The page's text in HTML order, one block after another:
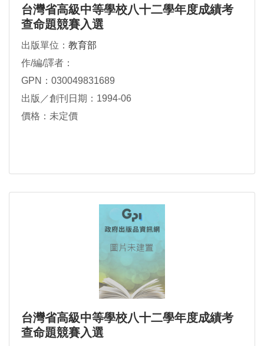
台灣省高級中等學校八十二學年度成績考
查命題競賽入選
出版單位： 教育部
作/編/譯者：
GPN：030049831689
出版／創刊日期：1994-06
價格：未定價
台灣省高級中等學校八十二學年度成績考
查命題競賽入選